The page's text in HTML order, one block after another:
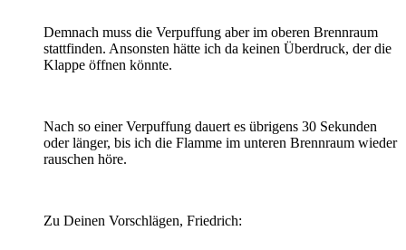
Demnach muss die Verpuffung aber im oberen Brennraum
stattfinden. Ansonsten hätte ich da keinen Überdruck, der die
Klappe öffnen könnte.
Nach so einer Verpuffung dauert es übrigens 30 Sekunden
oder länger, bis ich die Flamme im unteren Brennraum wieder
rauschen höre.
Zu Deinen Vorschlägen, Friedrich: